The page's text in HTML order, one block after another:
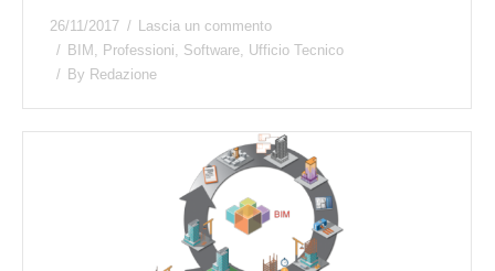
26/11/2017
Lascia un commento
BIM
Professioni Software Ufficio Tecnico
By Redazione